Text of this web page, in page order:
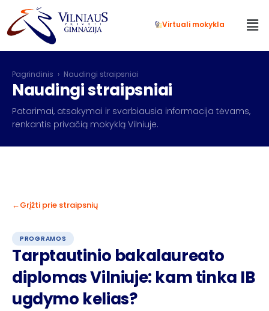
Virtuali mokykla
Pagrindinis › Naudingi straipsniai
Naudingi straipsniai
Patarimai, atsakymai ir svarbiausia informacija tėvams,
renkantis privačią mokyklą Vilniuje.
Grįžti prie straipsnių
PROGRAMOS
Tarptautinio bakalaureato
diplomas Vilniuje: kam tinka IB
ugdymo kelias?